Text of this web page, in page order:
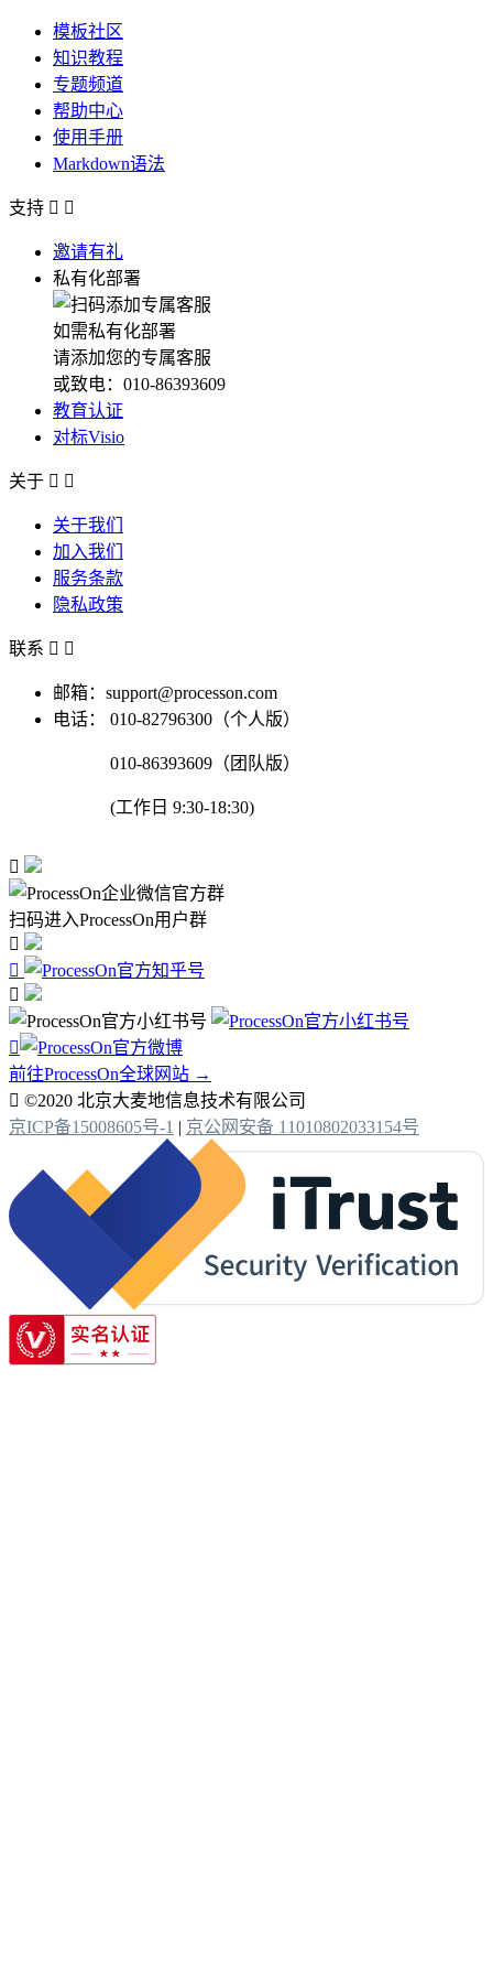
模板社区
知识教程
专题频道
帮助中心
使用手册
Markdown语法
支持  
邀请有礼
私有化部署
如需私有化部署
请添加您的专属客服
或致电：010-86393609
教育认证
对标Visio
关于  
关于我们
加入我们
服务条款
隐私政策
联系  
邮箱：support@processon.com
电话：
010-82796300（个人版）
010-86393609（团队版）
(工作日 9:30-18:30)

扫码进入ProcessOn用户群




前往ProcessOn全球网站 →
 ©2020 北京大麦地信息技术有限公司
京ICP备15008605号-1 | 京公网安备 11010802033154号